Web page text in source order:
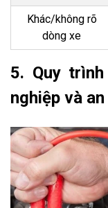
Khác/không rõ
dòng xe
5. Quy
nghiệp và